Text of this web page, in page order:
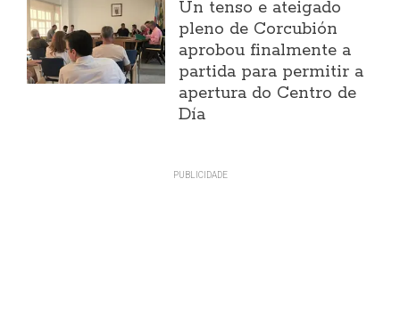
Un tenso e ateigado
pleno de Corcubión
aprobou finalmente a
partida para permitir a
apertura do Centro de
Día